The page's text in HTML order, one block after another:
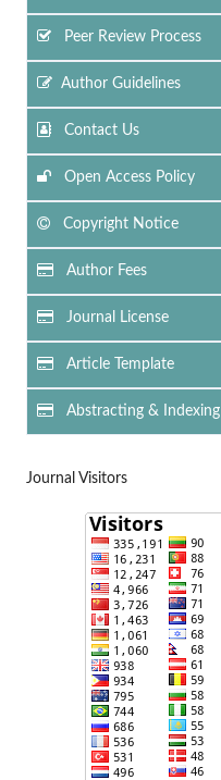
Peer Review Process
Author Guidelines
Contact Us
Open Access Policy
Copyright Notice
Author Fees
Journal License
Article Template
Abstracting & Indexing
Journal Visitors